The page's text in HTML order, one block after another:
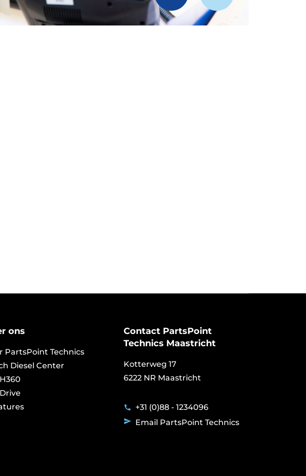
ons
PartsPoint Technics
Diesel Center
Contact PartsPoint
Technics Maastricht
Kotterweg 17
6222 NR Maastricht
+31 (0)88 - 1234096
Email PartsPoint Technics